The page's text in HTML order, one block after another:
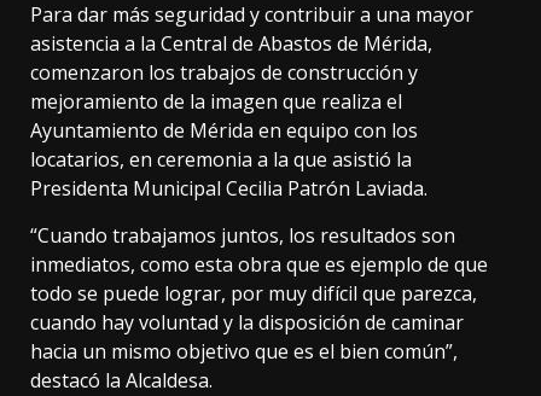
Para dar más seguridad y contribuir a una mayor
asistencia a la Central de Abastos de Mérida,
comenzaron los trabajos de construcción y
mejoramiento de la imagen que realiza el
Ayuntamiento de Mérida en equipo con los
locatarios, en ceremonia a la que asistió la
Presidenta Municipal Cecilia Patrón Laviada.
“Cuando trabajamos juntos, los resultados son
inmediatos, como esta obra que es ejemplo de que
todo se puede lograr, por muy difícil que parezca,
cuando hay voluntad y la disposición de caminar
hacia un mismo objetivo que es el bien común”,
destacó la Alcaldesa.